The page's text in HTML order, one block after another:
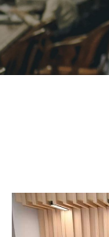
الشئون الأكاديمية
البحث العلمي
الأنظمة الذكية